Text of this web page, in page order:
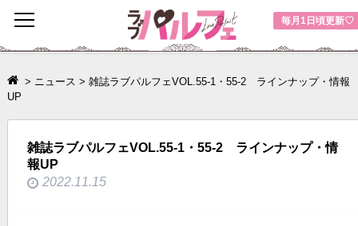
毎月1日頃更新♡
toggle
navigation
> ニュース > 雑誌ラブパルフェVOL.55-1・55-2 ラインナップ・情報
UP
雑誌ラブパルフェVOL.55-1・55-2 ラインナップ・情
報UP
2022.11.15